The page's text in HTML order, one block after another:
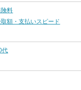
険料
取額・支払いスピード
代